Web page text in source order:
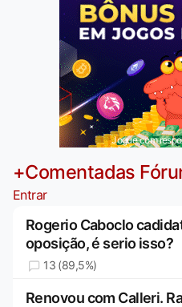
Jogue com
+Comentadas
Entrar
Rogerio Caboclo
oposição, é serio isso?
13 (89,5%)
Renovou com Calleri.